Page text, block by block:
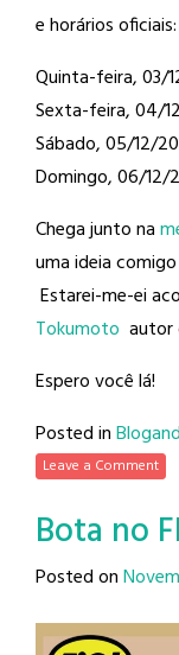
e horários oficiais:
Quinta-feira, 03/
Sexta-feira, 04/
Sábado, 05/12/
Domingo, 06/12/
Chega junto na
uma ideia
Estarei-me-ei
Tokumoto autor
Espero você lá!
Posted in
Leave a Comment
Bota no
Posted on